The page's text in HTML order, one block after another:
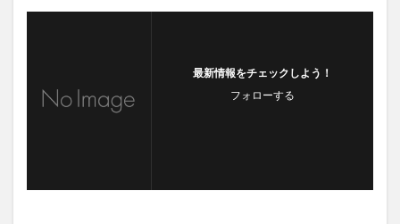
最新情報をチェックしよう！
フォローする